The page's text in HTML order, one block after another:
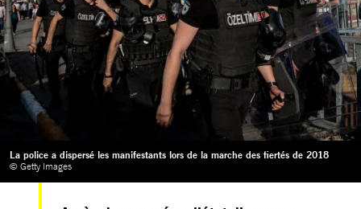
La police a dispersé les manifestants lors de la marche des fiertés de 2018
© Getty Images